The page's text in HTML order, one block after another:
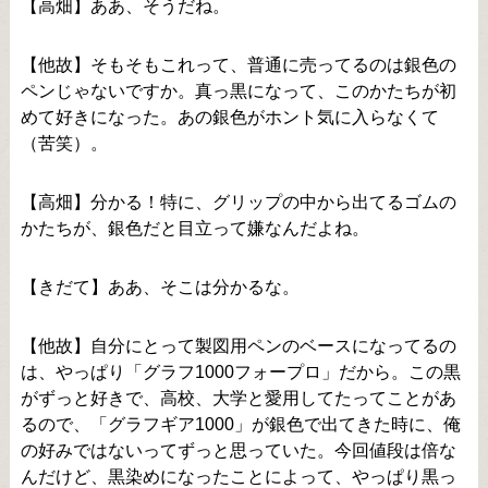
【高畑】ああ、そうだね。
【他故】そもそもこれって、普通に売ってるのは銀色の
ペンじゃないですか。真っ黒になって、このかたちが初
めて好きになった。あの銀色がホント気に入らなくて
（苦笑）。
【高畑】分かる！特に、グリップの中から出てるゴムの
かたちが、銀色だと目立って嫌なんだよね。
【きだて】ああ、そこは分かるな。
【他故】自分にとって製図用ペンのベースになってるの
は、やっぱり「グラフ1000フォープロ」だから。この黒
がずっと好きで、高校、大学と愛用してたってことがあ
るので、「グラフギア1000」が銀色で出てきた時に、俺
の好みではないってずっと思っていた。今回値段は倍な
んだけど、黒染めになったことによって、やっぱり黒っ